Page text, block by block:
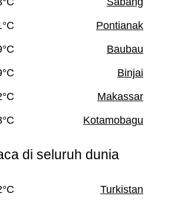
Pontianak
Baubau
Binjai
Makassar
Kotamobagu
di seluruh dunia
Turkistan